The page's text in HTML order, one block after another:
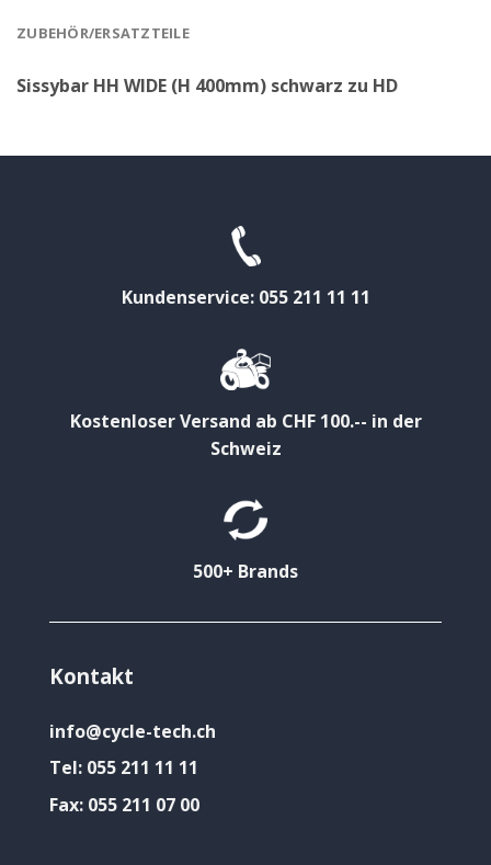
ZUBEHÖR/ERSATZTEILE
Sissybar HH WIDE (H 400mm) schwarz zu HD
Kundenservice: 055 211 11 11
Kostenloser Versand ab CHF 100.-- in der
Schweiz
500+ Brands
Kontakt
info@cycle-tech.ch
Tel: 055 211 11 11
Fax: 055 211 07 00